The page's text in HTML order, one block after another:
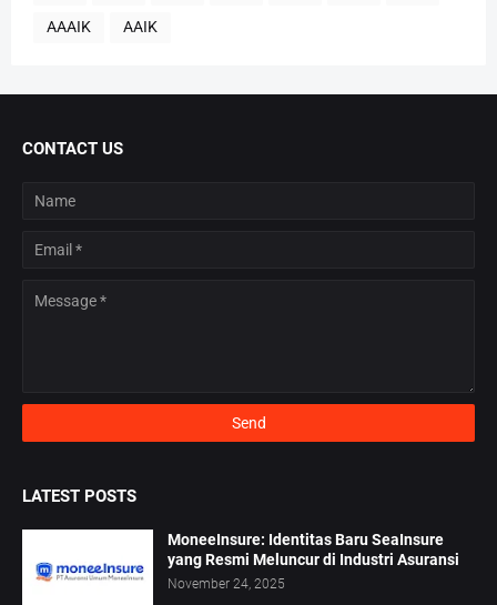
AAAIK AAIK
CONTACT US
LATEST POSTS
MoneeInsure: Identitas Baru SeaInsure
yang Resmi Meluncur di Industri Asuransi
November 24, 2025